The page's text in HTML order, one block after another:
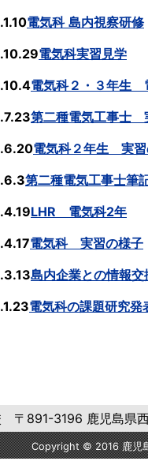
電気科 島内視察研修
電気科実習見学
電気科２・３年生
第二種電気工事士
電気科２年生 実習
第二種電気工事士
LHR 電気科2年
電気科 実習の様子
島内企業との情報交
電気科の課題研究
〒891-3196 鹿児島
Copyright © 2016 鹿児